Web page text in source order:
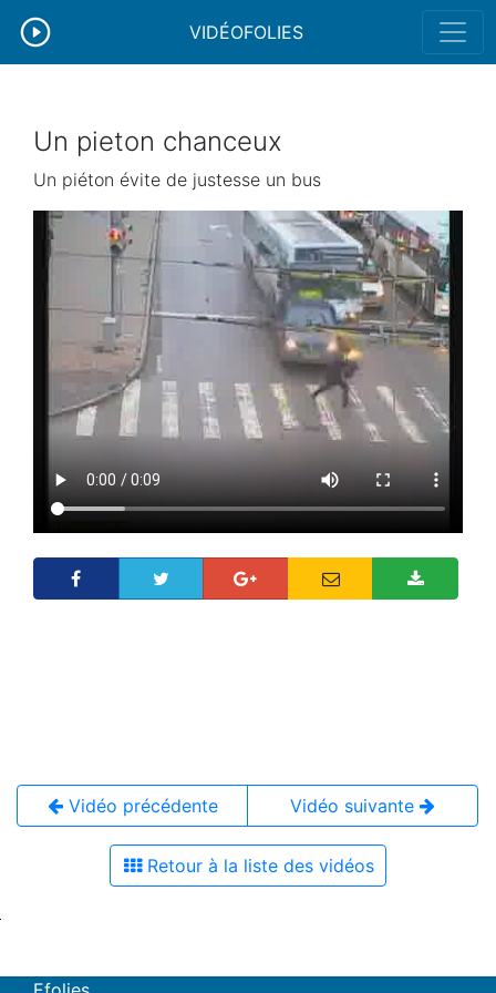
VIDÉOFOLIES
Un pieton chanceux
Un piéton évite de justesse un bus
Vidéo précédente Vidéo suivante
Retour à la liste des vidéos